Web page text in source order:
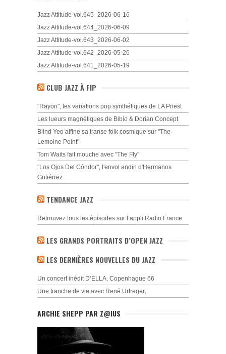
Jazz Attitude-vol.645_2026-06-16
Jazz Attitude-vol.644_2026-06-09
Jazz Attitude-vol.643_2026-06-02
Jazz Attitude-vol.642_2026-05-26
Jazz Attitude-vol.641_2026-05-19
CLUB JAZZ À FIP
"Rayon", les variations pop synthétiques de LA Priest
Les lueurs magnétiques de Bibio & Dorian Concept
Blind Yeo affine sa transe folk cosmique sur "The
Lemoine Point"
Tom Waits fait mouche avec "The Fly"
"Los Ojos Del Cóndor", l'envol andin d'Hermanos
Gutiérrez
TENDANCE JAZZ
Retrouvez tous les épisodes sur l’appli Radio France
LES GRANDS PORTRAITS D’OPEN JAZZ
LES DERNIÈRES NOUVELLES DU JAZZ
Un concert inédit D’ELLA, Copenhague 66
Une tranche de vie avec René Urtreger;
ARCHIE SHEPP PAR Z@IUS